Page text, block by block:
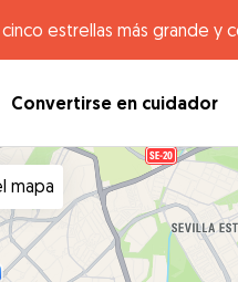
estrellas más grande y
Convertirse en cuidador
mapa